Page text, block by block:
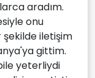
aradım.
onu
şekilde iletişim
gittim.
yeterliydi